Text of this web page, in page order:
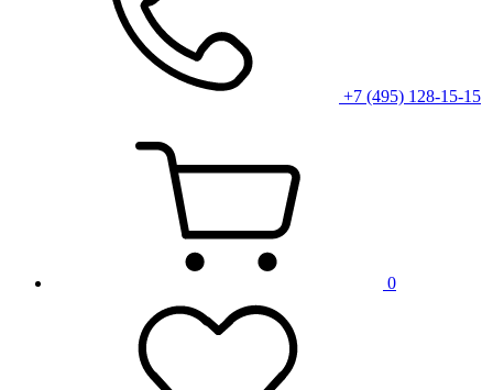
+7 (495) 128-15-15
0